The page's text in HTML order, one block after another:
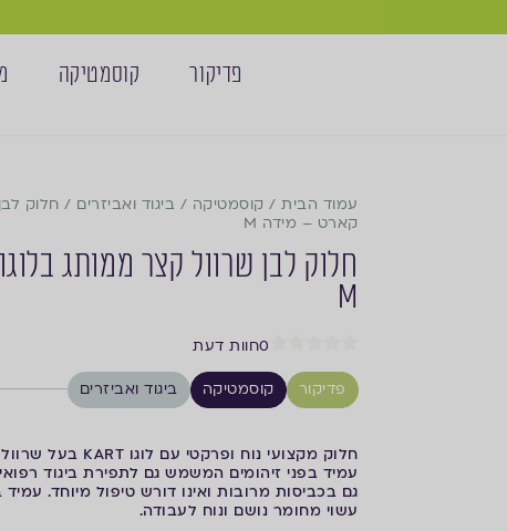
פדיקור קוסמטיקה
עמוד הבית/ קוסמטיקה / ביגוד ואביזרים / חלוק
קארט – מידה M
חלוק לבן שרוול קצר ממותג
M
0חוות דעת
פדיקור קוסמטיקה ביגוד ואביזרים
חלוק מקצועי נוח ופרקטי עם לוגו KART בעל שרוול קצר.
עמיד בפני זיהומים המשמש גם לתפירת ביגוד
גם בכביסות מרובות ואינו דורש טיפול מיוחד. עמיד
עשוי מחומר נושם ונוח לעבודה.